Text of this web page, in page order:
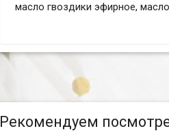
масло гвоздики эфирное,
Рекомендуем